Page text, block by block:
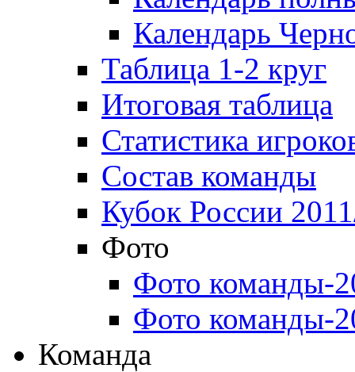
Календарь
Таблица 1-2 круг
Итоговая таблица
Статистика
Состав команды
Кубок России
Фото
Фото команды-
Фото команды-
Команда